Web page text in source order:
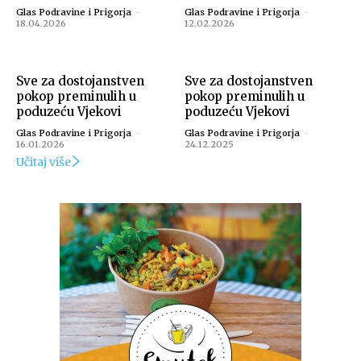
Glas Podravine i Prigorja -
18.04.2026
Glas Podravine i Prigorja -
12.02.2026
Sve za dostojanstven
pokop preminulih u
poduzeću Vjekovi
Glas Podravine i Prigorja -
16.01.2026
Sve za dostojanstven
pokop preminulih u
poduzeću Vjekovi
Glas Podravine i Prigorja -
24.12.2025
Učitaj više